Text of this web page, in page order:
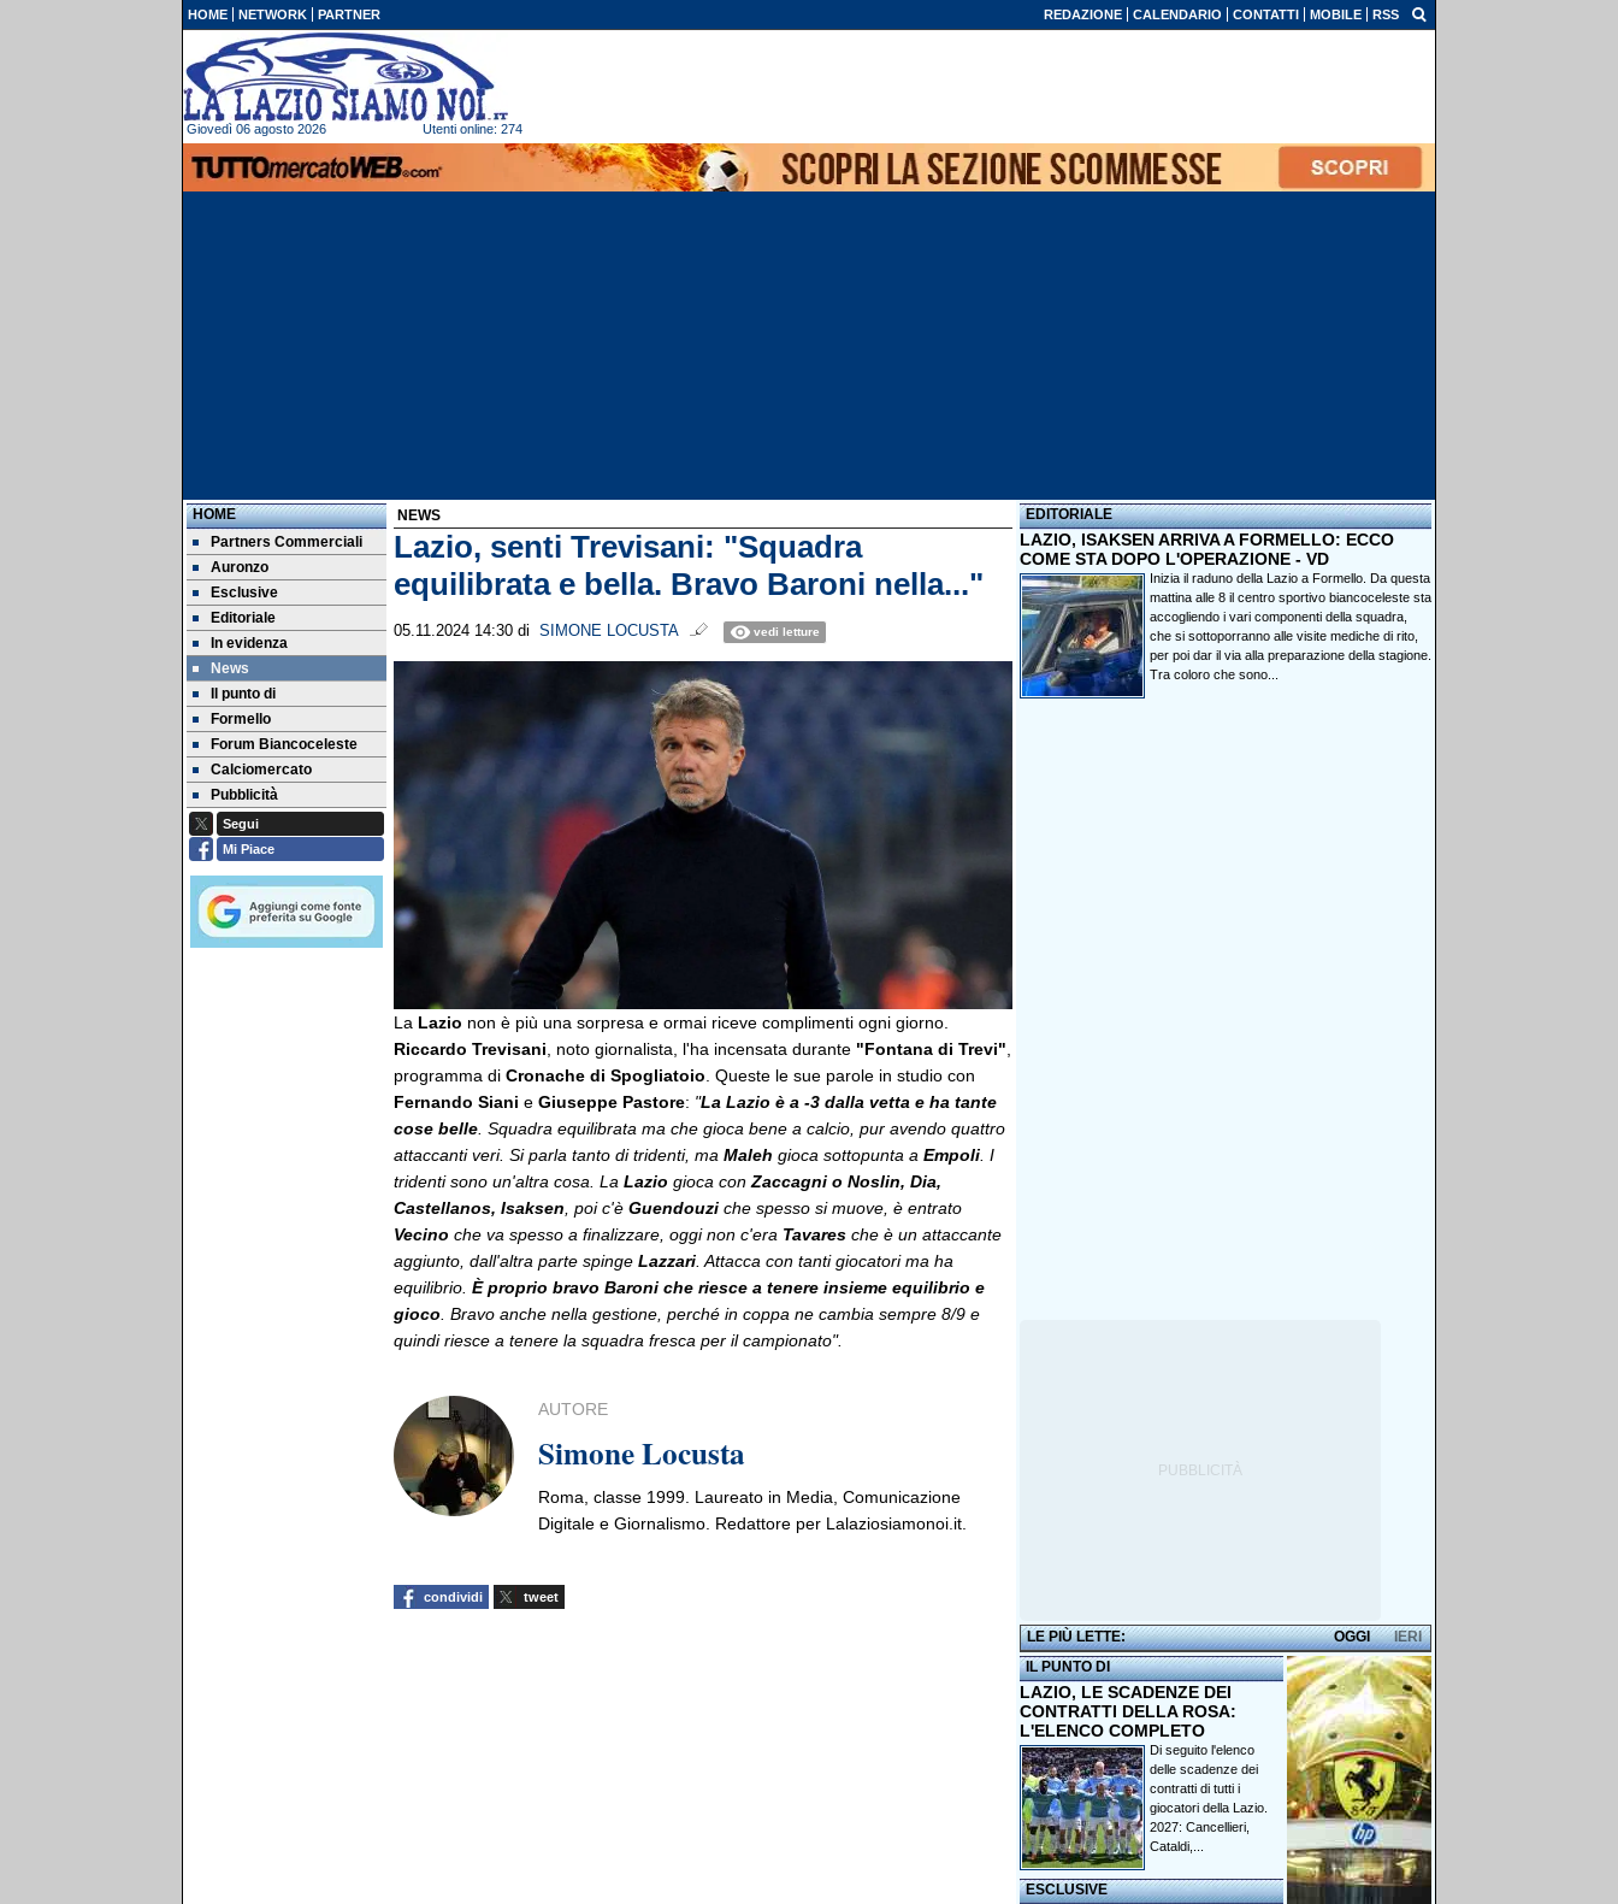
HOME NETWORK PARTNER REDAZIONE CALENDARIO CONTATTI MOBILE RSS
Giovedì 06 agosto 2026 Utenti online: 274
HOME
Partners Commerciali
Auronzo
Esclusive
Editoriale
In evidenza
News
Il punto di
Formello
Forum Biancoceleste
Calciomercato
Pubblicità
Segui
Mi Piace
NEWS
Lazio, senti Trevisani: "Squadra
equilibrata e bella. Bravo Baroni nella..."
05.11.2024 14:30 di SIMONE LOCUSTA vedi letture
La Lazio non è più una sorpresa e ormai riceve complimenti ogni giorno.
Riccardo Trevisani , noto giornalista, l'ha incensata durante "Fontana di Trevi"
programma di Cronache di Spogliatoio . Queste le sue parole in studio con
Fernando Siani e Giuseppe Pastore: "La Lazio è a -3 dalla vetta e ha tante
cose belle . Squadra equilibrata ma che gioca bene a calcio, pur avendo quattro
attaccanti veri. Si parla tanto di tridenti, ma Maleh gioca sottopunta a Empoli . I
tridenti sono un'altra cosa. La Lazio gioca con Zaccagni o Noslin, Dia,
Castellanos, Isaksen , poi c'è Guendouzi che spesso si muove, è entrato
Vecino che va spesso a finalizzare, oggi non c'era Tavares che è un attaccante
aggiunto, dall'altra parte spinge Lazzari . Attacca con tanti giocatori ma ha
equilibrio. È proprio bravo Baroni che riesce a tenere insieme equilibrio e
gioco . Bravo anche nella gestione, perché in coppa ne cambia sempre 8/9 e
quindi riesce a tenere la squadra fresca per il campionato".
AUTORE
Simone Locusta
Roma, classe 1999. Laureato in Media, Comunicazione
Digitale e Giornalismo. Redattore per Lalaziosiamonoi.it.
condividi tweet
EDITORIALE
LAZIO, ISAKSEN ARRIVA A FORMELLO: ECCO
COME STA DOPO L'OPERAZIONE - VD
Inizia il raduno della Lazio a Formello. Da questa
mattina alle 8 il centro sportivo biancoceleste sta
accogliendo i vari componenti della squadra,
che si sottoporranno alle visite mediche di rito,
per poi dar il via alla preparazione della stagione.
Tra coloro che sono...
LE PIÙ LETTE: IERI
OGGI
IL PUNTO DI
LAZIO, LE SCADENZE DEI
CONTRATTI DELLA ROSA:
L'ELENCO COMPLETO
Di seguito l'elenco
delle scadenze dei
contratti di tutti i
giocatori della Lazio.
2027: Cancellieri,
Cataldi,...
ESCLUSIVE